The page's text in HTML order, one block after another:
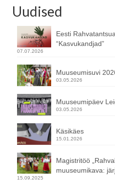
Uudised
Eesti
“Kasvukandjad”
07.07.2026
Muuseumisuvi
03.05.2026
Muuseumipäev
03.05.2026
Käsikäes
15.01.2026
Magistritöö
muuseumikava:
15.09.2025